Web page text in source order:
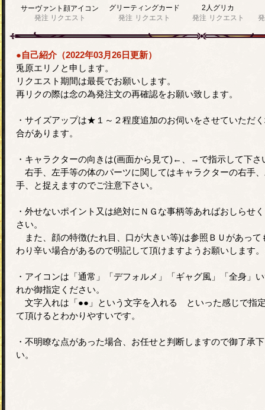
サーヴァント顔アイコン
発注 リクエスト
グリーティングカード
発注 リクエスト
2人グリカ
発注 リクエスト
●自己紹介（2022年03月26日更新）
兎原エリノと申します。
リクエスト期間は最長でお願いします。
再リクの際は念の為発注文の再確認をお願い致します。
・サイズアップは★１～２程度追加のお伺いをさせていただ
合があります。
・キャラクターの向きは(画面から見て)←、→で指示して下さ
右手、左手等の体のパーツに関してはキャラクターの右手
手、と捉えますのでご注意下さい。
・外せないポイント又は絶対にＮＧな事柄等あればおしらせ
さい。
また、顔の特徴(たれ目、口が大きい等)は参照ＢＵがあって
わり辛い場合があるので明記して頂けますようお願いします。
・アイコンは「通常」「デフォルメ」「ギャグ風」「全身」
れか御指定ください。
文字入れは「●●」という文字を入れる といった感じで指
て頂けるとわかりやすいです。
・不明瞭な点があった場合、お任せと判断しますので御了承
い。